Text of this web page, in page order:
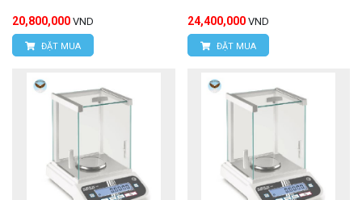
20,800,000 VND
ĐẶT MUA
24,400,000 VND
ĐẶT MUA